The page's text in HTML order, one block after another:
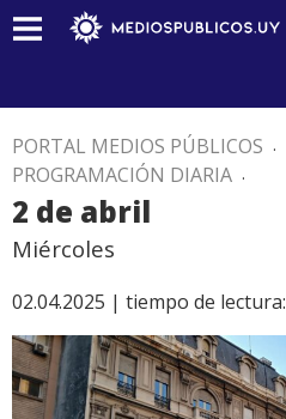
PORTAL MEDIOS PÚBLICOS .
PROGRAMACIÓN DIARIA .
2 de abril
Miércoles
02.04.2025 | tiempo de lectura: